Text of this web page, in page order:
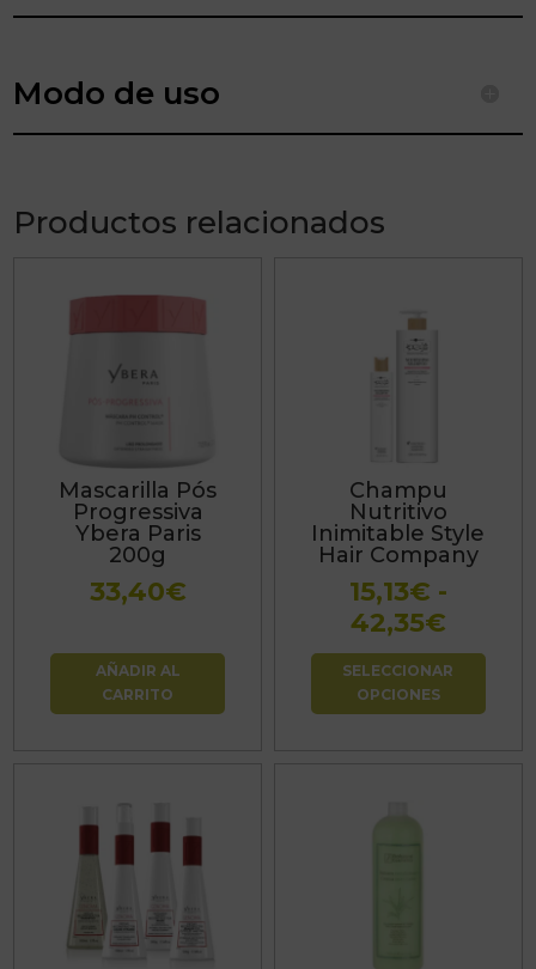
Modo de uso
Productos relacionados
Mascarilla Pós
Progressiva
Ybera Paris
200g
33,40€
AÑADIR AL
CARRITO
Champu
Nutritivo
Inimitable Style
Hair Company
15,13€ -
42,35€Rango
de
desde
SELECCIONAR
OPCIONES
opciones
se
pueden
elegir
la
página
de